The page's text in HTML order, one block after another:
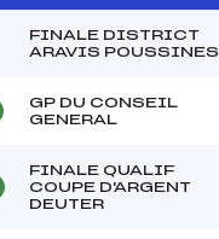
FINALE DISTRICT
ARAVIS POUSSINES
GP DU CONSEIL
GENERAL
FINALE QUALIF
COUPE D'ARGENT
DEUTER